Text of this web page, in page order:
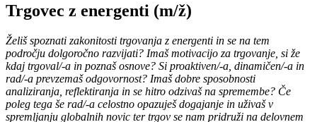
Trgovec z energenti (m/ž)
Želiš spoznati zakonitosti trgovanja z energenti in se na tem
področju dolgoročno razvijati? Imaš motivacijo za trgovanje, si že
kdaj trgoval/-a in poznaš osnove? Si proaktiven/-a, dinamičen/-a in
rad/-a prevzemaš odgovornost? Imaš dobre sposobnosti
analiziranja, reflektiranja in se hitro odzivaš na spremembe? Če
poleg tega še rad/-a celostno opazuješ dogajanje in uživaš v
spremljanju globalnih novic ter trgov se nam pridruži na delovnem